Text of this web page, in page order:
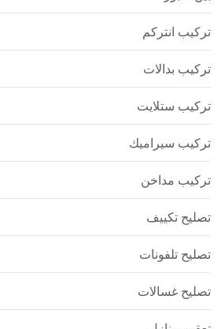
تركيب انتركم
تركيب بدالات
تركيب ستلايت
تركيب سيراميك
تركيب مداخن
تصليح تكييف
تصليح تلفونات
تصليح غسالات